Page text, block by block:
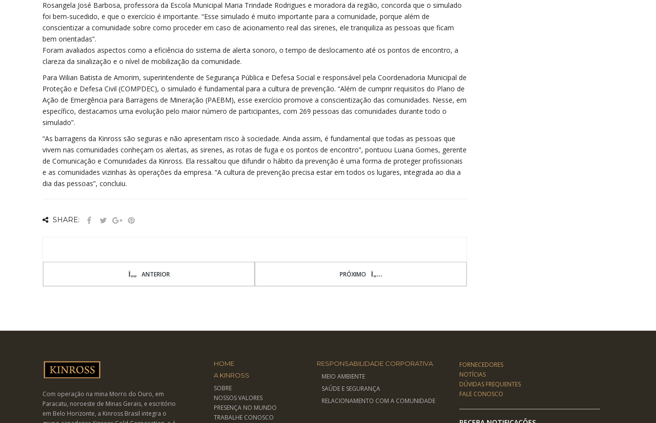
Rosangela José Barbosa, professora da Escola Municipal Maria Trindade Rodrigues e moradora da região, concorda que o simulado
foi bem-sucedido, e que o exercício é importante. “Esse simulado é muito importante para a comunidade, porque além de
conscientizar a comunidade sobre como proceder em caso de acionamento real das sirenes, ele tranquiliza as pessoas que ficam
bem orientadas”.
Foram avaliados aspectos como a eficiência do sistema de alerta sonoro, o tempo de deslocamento até os pontos de encontro, a
clareza da sinalização e o nível de mobilização da comunidade.
Para Wilian Batista de Amorim, superintendente de Segurança Pública e Defesa Social e responsável pela Coordenadoria Municipal de
Proteção e Defesa Civil (COMPDEC), o simulado é fundamental para a cultura de prevenção. “Além de cumprir requisitos do Plano de
Ação de Emergência para Barragens de Mineração (PAEBM), esse exercício promove a conscientização das comunidades. Nesse, em
específico, destacamos uma evolução pelo maior número de participantes, com 269 pessoas das comunidades durante todo o
simulado”.
“As barragens da Kinross são seguras e não apresentam risco à sociedade. Ainda assim, é fundamental que todas as pessoas que
vivem nas comunidades conheçam os alertas, as sirenes, as rotas de fuga e os pontos de encontro”, pontuou Luana Gomes, gerente
de Comunicação e Comunidades da Kinross. Ela ressaltou que difundir o hábito da prevenção é uma forma de proteger profissionais
e as comunidades vizinhas às operações da empresa. “A cultura de prevenção precisa estar em todos os lugares, integrada ao dia a
dia das pessoas”, concluiu.
SHARE:
ANTERIOR PRÓXIMO
Com operação na mina Morro do Ouro, em
Paracatu, noroeste de Minas Gerais, e escritório
em Belo Horizonte, a Kinross Brasil integra o
HOME
A KINROSS
SOBRE
NOSSOS VALORES
PRESENÇA NO MUNDO
TRABALHE CONOSCO
RESPONSABILIDADE CORPORATIVA
MEIO AMBIENTE
SAÚDE E SEGURANÇA
RELACIONAMENTO COM A COMUNIDADE
FORNECEDORES
NOTÍCIAS
DÚVIDAS FREQUENTES
FALE CONOSCO